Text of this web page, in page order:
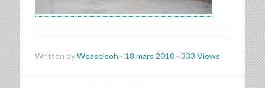
Written byWeaselsoh - 18 mars 2018 - 333 Views